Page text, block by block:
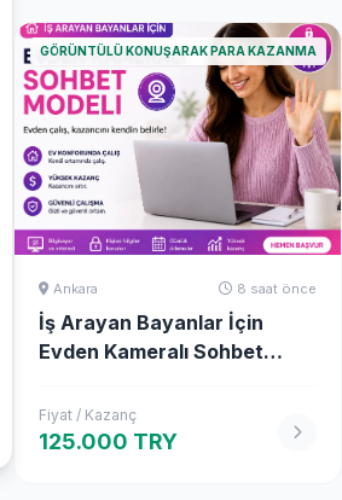
GÖRÜNTÜLÜ KONUŞARAK PARA KAZANMA
Ankara 8 saat önce
İş Arayan Bayanlar İçin
Evden Kameralı Sohbet
Fiyat / Kazanç
125.000 TRY